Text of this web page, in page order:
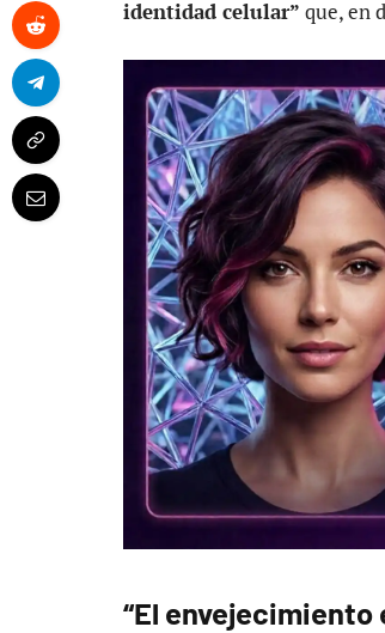
identidad celular” que, en
“El envejecimiento